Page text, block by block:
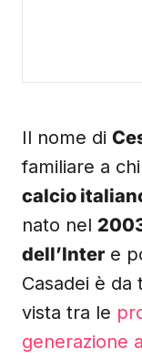
Il nome di
familiare a
calcio
nato nel
dell’Inter e
Casadei è
vista tra le
generazione